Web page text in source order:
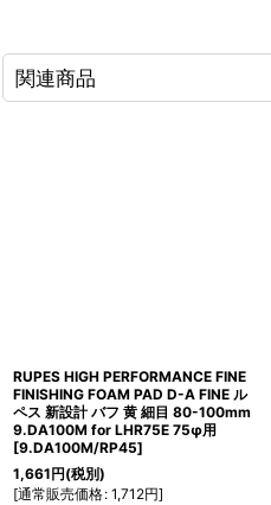
関連商品
RUPES HIGH PERFORMANCE FINE
FINISHING FOAM PAD D-A FINE ル
ペス 新設計 バフ 黄 細目 80-100mm
9.DA100M for LHR75E 75φ用
[9.DA100M/RP45]
1,661円(税別)
[通常販売価格: 1,712円]